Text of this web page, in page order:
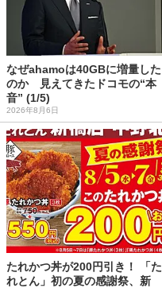
なぜahamoは40GBに増量した
のか 見えてきたドコモの“本
音” (1/5)
2026年8月6日
たれかつ丼が200円引き！ 「た
れとん」初の夏の感謝祭、新